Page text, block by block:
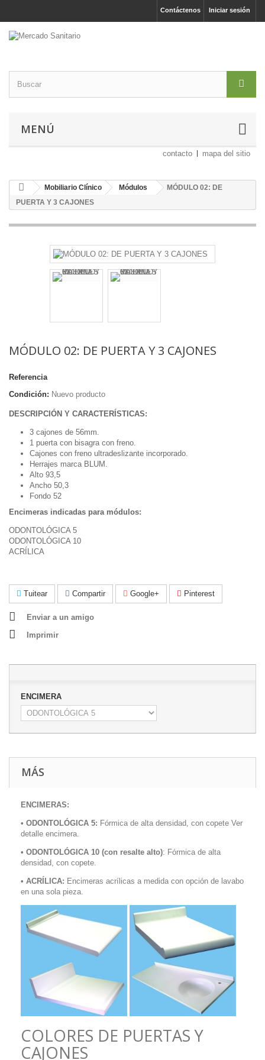
Iniciar sesión
Contáctenos
MENÚ
contacto mapa del sitio
Mobiliario Clínico Módulos
MÓDULO 02: DE
PUERTA Y 3 CAJONES
MÓDULO 02: DE PUERTA Y 3 CAJONES
Referencia
Condición: Nuevo producto
DESCRIPCIÓN Y CARACTERÍSTICAS:
3 cajones de 56mm.
1 puerta con bisagra con freno.
Cajones con freno ultradeslizante incorporado.
Herrajes marca BLUM.
Alto 93,5
Ancho 50,3
Fondo 52
Encimeras indicadas para módulos:
ODONTOLÓGICA 5
ODONTOLÓGICA 10
ACRÍLICA
Tuitear Compartir Google+ Pinterest
Enviar a un amigo
Imprimir
ENCIMERA
MÁS
ENCIMERAS:
• ODONTOLÓGICA 5: Fórmica de alta densidad, con copete Ver
detalle encimera.
• ODONTOLÓGICA 10 (con resalte alto): Fórmica de alta
densidad, con copete.
• ACRÍLICA: Encimeras acrílicas a medida con opción de lavabo
en una sola pieza.
COLORES DE PUERTAS Y
CAJONES